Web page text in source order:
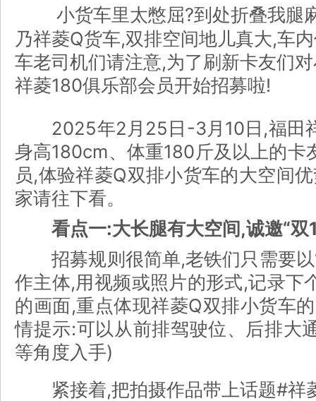
小货车里太憋屈?到处折叠我腿
乃祥菱Q货车,双排空间地儿真大,车
车老司机们请注意,为了刷新卡友们
祥菱180俱乐部会员开始招募啦!
2025年2月25日-3月10日,福田
身高180cm、体重180斤及以上的卡
员,体验祥菱Q双排小货车的大空间
家请往下看。
看点一:大长腿有大空间,诚邀“双
招募规则很简单,老铁们只需要以
作主体,用视频或照片的形式,记录下
的画面,重点体现祥菱Q双排小货车
情提示:可以从前排驾驶位、后排大
等角度入手)
紧接着,把拍摄作品带上话题#祥